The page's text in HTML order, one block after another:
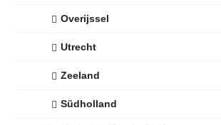
Overijssel
Utrecht
Zeeland
Südholland